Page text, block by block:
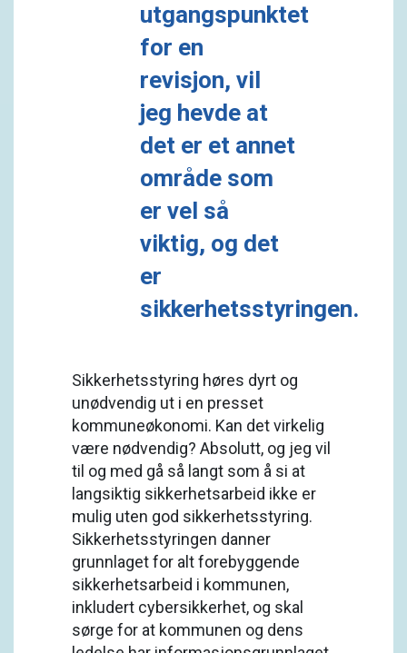
utgangspunktet
for en
revisjon, vil
jeg hevde at
det er et annet
område som
er vel så
viktig, og det
er
sikkerhetsstyringen.
Sikkerhetsstyring høres dyrt og
unødvendig ut i en presset
kommuneøkonomi. Kan det virkelig
være nødvendig? Absolutt, og jeg vil
til og med gå så langt som å si at
langsiktig sikkerhetsarbeid ikke er
mulig uten god sikkerhetsstyring.
Sikkerhetsstyringen danner
grunnlaget for alt forebyggende
sikkerhetsarbeid i kommunen,
inkludert cybersikkerhet, og skal
sørge for at kommunen og dens